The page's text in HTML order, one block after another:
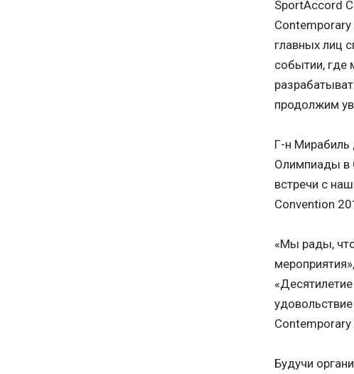
SportAccord
главных лиц
событии, где
продолжим
Г-н Мирабиль
Олимпиады в
встречи с
Convention
«Мы рады,
Contemporary
Будучи